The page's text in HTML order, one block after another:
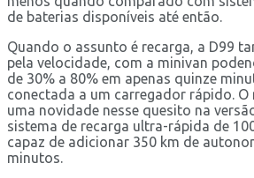
de baterias disponíveis até então.
Quando o assunto é recarga, a D99
pela velocidade, com a minivan
de 30% a 80% em apenas quinze
conectada a um carregador rápido.
uma novidade nesse quesito na
sistema de recarga ultra-rápida de
capaz de adicionar 350 km de
minutos.